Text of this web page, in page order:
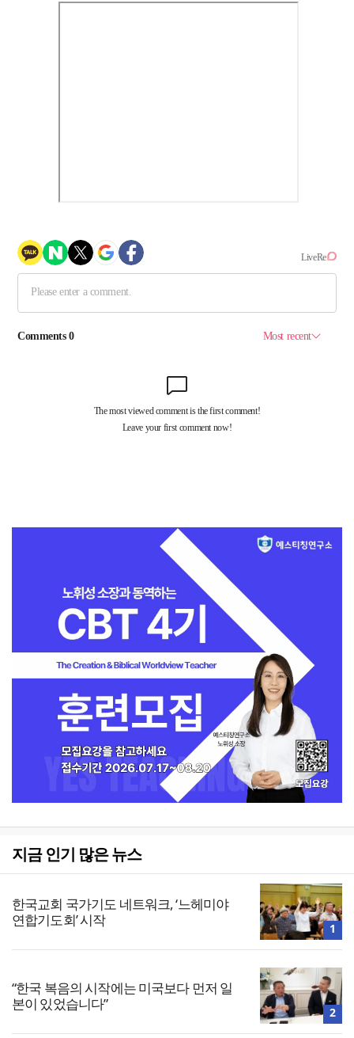
지금 인기 많은 뉴스
한국교회 국가기도 네트워크, ‘느헤미야
연합기도회’ 시작
1
“한국 복음의 시작에는 미국보다 먼저 일
본이 있었습니다”
2